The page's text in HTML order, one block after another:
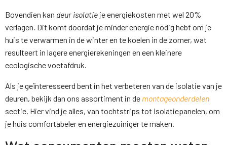
Bovendien kan deur isolatie je energiekosten met wel 20%
verlagen. Dit komt doordat je minder energie nodig hebt om je
huis te verwarmen in de winter en te koelen in de zomer, wat
resulteert in lagere energierekeningen en een kleinere
ecologische voetafdruk.
Als je geïnteresseerd bent in het verbeteren van de isolatie van je
deuren, bekijk dan ons assortiment in de montageonderdelen
sectie. Hier vind je alles, van tochtstrips tot isolatiepanelen, om
je huis comfortabeler en energiezuiniger te maken.